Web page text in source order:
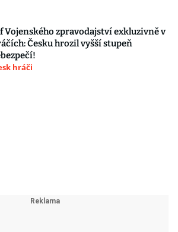
Vojenského zpravodajství exkluzivně v
Česku hrozil vyšší stupeň
hráči